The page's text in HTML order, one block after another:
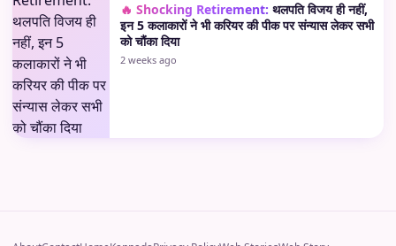
🔥 Shocking Retirement: थलपति विजय ही नहीं,
इन 5 कलाकारों ने भी करियर की पीक पर संन्यास लेकर सभी
को चौंका दिया
2 weeks ago